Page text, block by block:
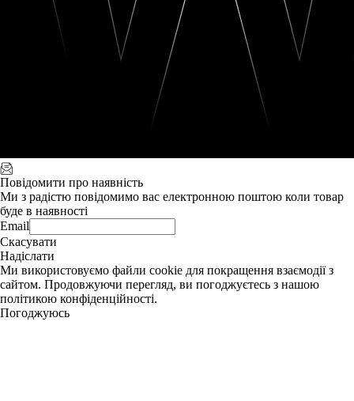
Повідомити про наявність
Ми з радістю повідомимо вас електронною поштою коли товар
буде в наявності
Email
Скасувати
Надіслати
Ми використовуємо файли cookie для покращення взаємодії з
сайтом. Продовжуючи перегляд, ви погоджуєтесь з нашою
політикою конфіденційності.
Погоджуюсь